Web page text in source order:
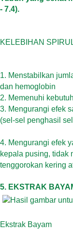
- 7.4).
KELEBIHAN
1. Menstabilkan
dan hemoglobin
2. Memenuhi
3. Mengurangi efek
(sel-sel penghasil
4. Mengurangi efek
kepala pusing, tidak
tenggorokan kering
5. EKSTRAK
Ekstrak Bayam